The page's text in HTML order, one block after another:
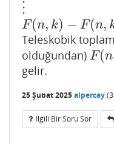
⋮⋮
F(n, k) − F(n,
F(n,k) −F( n,k −1)=2n.
Teleskobik
olduğundan) F(n
F(n,k
gelir.
25 Şubat 2025alpercay(
Ilgili Bir Soru Sor